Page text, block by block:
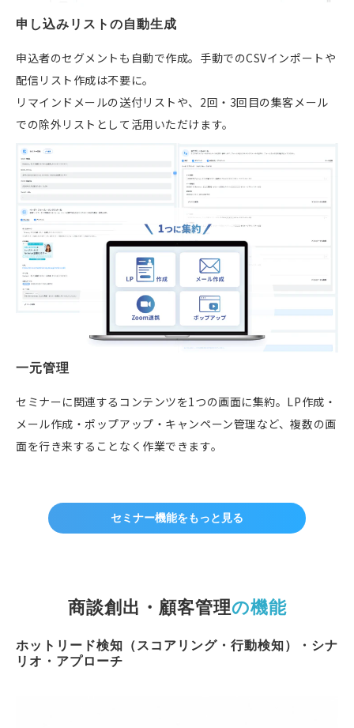
申し込みリストの自動生成
申込者のセグメントも自動で作成。手動でのCSVインポートや
配信リスト作成は不要に。
リマインドメールの送付リストや、2回・3回目の集客メール
での除外リストとして活用いただけます。
一元管理
セミナーに関連するコンテンツを1つの画面に集約。LP作成・
メール作成・ポップアップ・キャンペーン管理など、複数の画
面を行き来することなく作業できます。
セミナー機能をもっと見る
商談創出・顧客管理の機能
ホットリード検知（スコアリング・行動検知）・シナ
リオ・アプローチ